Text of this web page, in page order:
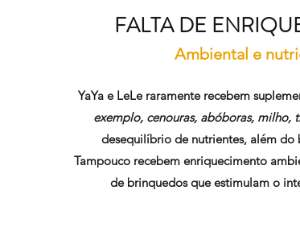
FALTA DE
Ambiental e
YaYa e LeLe raramente recebem
exemplo, cenouras, abóboras, milho,
desequilíbrio de nutrientes, além do
Tampouco recebem enriquecimento
de brinquedos que estimulam o